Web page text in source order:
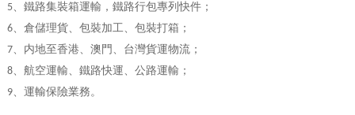
5、鐵路集裝箱運輸，鐵路行包專列快件；
6、倉儲理貨、包裝加工、包裝打箱；
7、内地至香港、澳門、台灣貨運物流；
8、航空運輸、鐵路快運、公路運輸；
9、運輸保險業務。